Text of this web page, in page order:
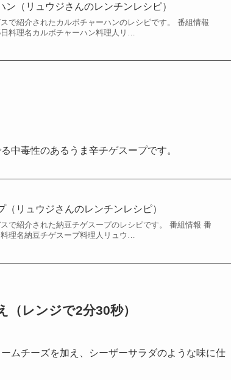
ン（リュウジさんのレンチンレシピ）
で紹介されたカルボチャーハンのレシピです。 番組情報
料理名カルボチャーハン料理人リ…
中毒性のあるうま辛チゲスープです。
（リュウジさんのレンチンレシピ）
で紹介された納豆チゲスープのレシピです。 番組情報 番
理名納豆チゲスープ料理人リュウ…
（ レンジで2分30秒）
ムチーズを加え、シーザーサラダのような味に仕